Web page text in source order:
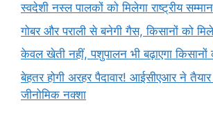
स्वदेशी नस्ल पालकों को मिलेगा राष्ट्रीय
गोबर और पराली से बनेगी गैस, किसानों को
केवल खेती नहीं, पशुपालन भी बढ़ाएगा
बेहतर होगी अरहर पैदावार! आईसीएआर ने तैयार
जीनोमिक नक्शा